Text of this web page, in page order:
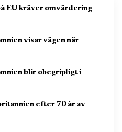
EU kräver omvärdering
visar vägen när
blir obegripligt i
efter 70 år av